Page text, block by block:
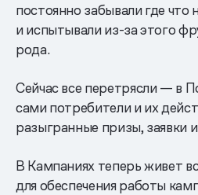
постоянно забывали где что
и испытывали из-за этого
рода.
Сейчас все перетрясли — в
сами потребители и их
разыгранные призы, заявки
В Кампаниях теперь живет
для обеспечения работы